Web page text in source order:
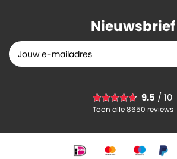
In winkelwagen
Nieuwsbrief
9.5 / 10
Toon alle 8650 reviews